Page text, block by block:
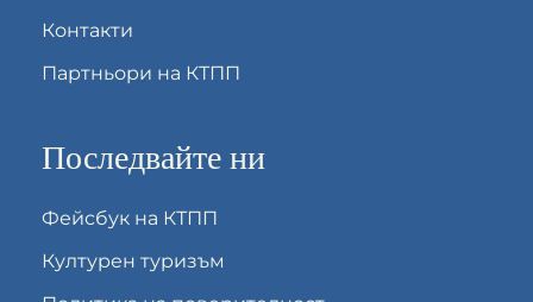
Контакти
Партньори на КТПП
Последвайте ни
Фейсбук на КТПП
Културен туризъм